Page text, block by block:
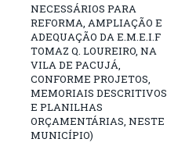
NECESSÁRIOS PARA
REFORMA, AMPLIAÇÃO E
ADEQUAÇÃO DA E.M.E.I.F
TOMAZ Q. LOUREIRO, NA
VILA DE PACUJÁ,
CONFORME PROJETOS,
MEMORIAIS DESCRITIVOS
E PLANILHAS
ORÇAMENTÁRIAS, NESTE
MUNICÍPIO)